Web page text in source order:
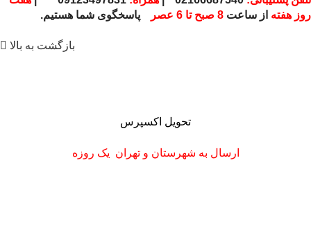
روز هفته از ساعت 8 صبح تا 6 عصر پاسخگوی شما هستیم.
بازگشت به بالا
تحویل اکسپرس
ارسال به شهرستان و تهران یک روزه